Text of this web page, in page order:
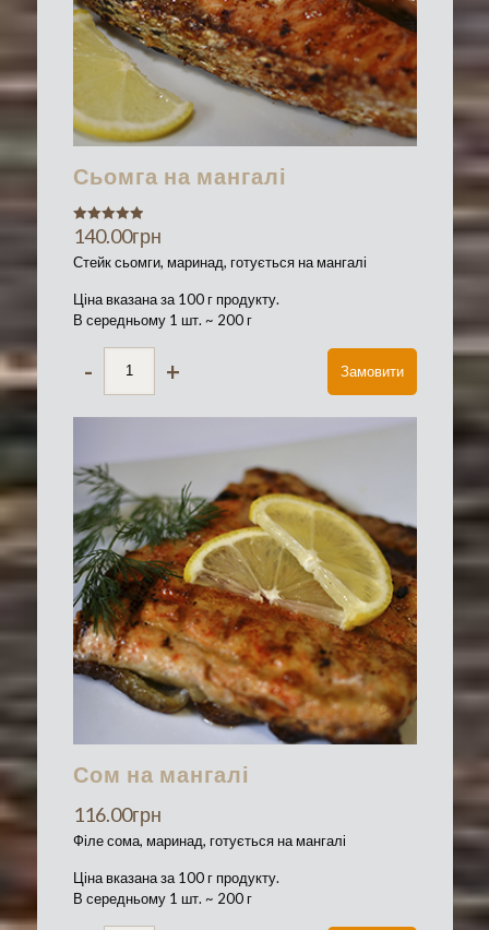
Сьомга на мангалі
Оценка
5.00
из 5
140.00грн
Стейк сьомги, маринад, готується на мангалі
Ціна вказана за 100 г продукту.
В середньому 1 шт. ~ 200 г
- + Замовити
Сом на мангалі
116.00грн
Філе сома, маринад, готується на мангалі
Ціна вказана за 100 г продукту.
В середньому 1 шт. ~ 200 г